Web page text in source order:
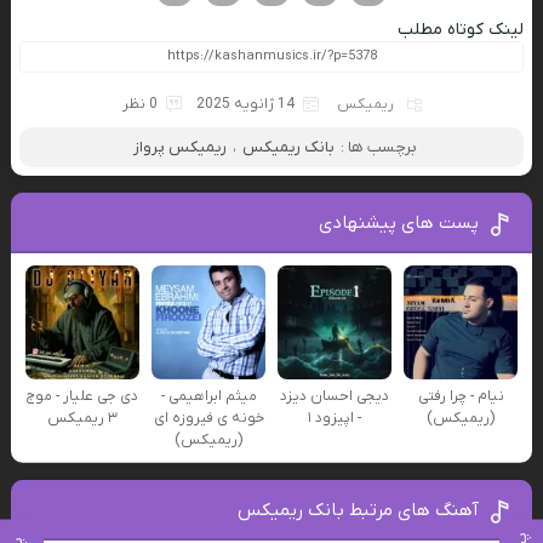
لینک کوتاه مطلب
ریمیکس 14 ژانویه 2025 0 نظر
برچسب ها : بانک ریمیکس ، ریمیکس پرواز
پست های پیشنهادی
نیام - چرا رفتی
(ریمیکس)
دیجی احسان دیزد
- اپیزود ۱
میثم ابراهیمی -
خونه ی فیروزه ای
(ریمیکس)
دی جی علیار - موج
۳ ریمیکس
آهنگ های مرتبط بانک ریمیکس